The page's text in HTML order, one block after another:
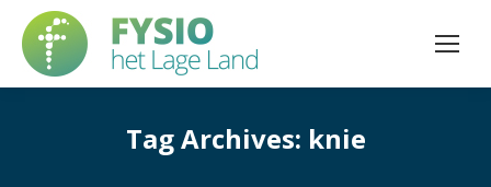
Tag Archives: knie